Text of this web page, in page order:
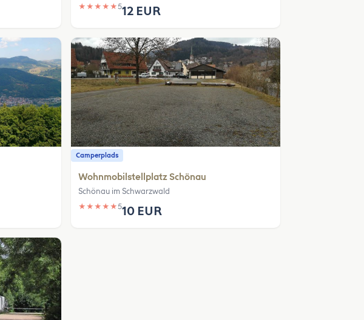
★ ★ ★ ★ ★512 EUR
Camperplads
Wohnmobilstellplatz Schönau
Schönau im Schwarzwald
★ ★ ★ ★ ★510 EUR